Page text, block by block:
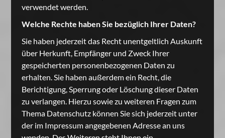
verwendet werden.
Welche Rechte haben Sie bezüglich Ihrer Daten?
Sie haben jederzeit das Recht unentgeltlich Auskunft
über Herkunft, Empfänger und Zweck Ihrer
gespeicherten personenbezogenen Daten zu
erhalten. Sie haben außerdem ein Recht, die
Berichtigung, Sperrung oder Löschung dieser Daten
zu verlangen. Hierzu sowie zu weiteren Fragen zum
Thema Datenschutz können Sie sich jederzeit unter
der im Impressum angegebenen Adresse an uns